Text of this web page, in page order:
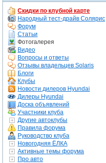
Скидки по клубной карте
Народный тест-драйв Солярис
Форум
Статьи
Фотогалерея
Видео
Вопросы и ответы
Отзывы владельцев Solaris
Блоги
Клубы
Новости дилеров Hyundai
Дилеры Hyundai
Доска объявлений
Участники клуба
Другие автоклубы
Правила форума
Руководство клуба
Новогодняя ЁЛКА
Активные темы форума
Про авто